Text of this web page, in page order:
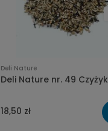
Deli Nature
Deli Nature nr. 49 Czyżyk
18,50 zł